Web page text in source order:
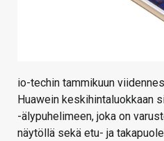
io-techin tammikuun
Huawein keskihintaluokkaan
-älypuhelimeen, joka on
näytöllä sekä etu- ja